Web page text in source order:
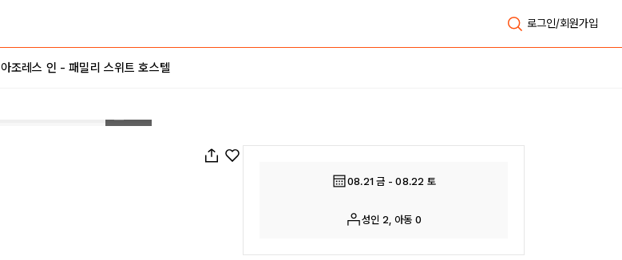
로그인/회원가입
아조레스 인 - 패밀리 스위트 호스텔
08.21 금 - 08.22 토
성인 2, 아동 0